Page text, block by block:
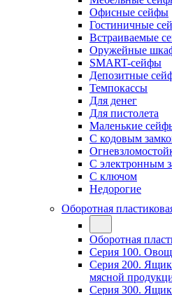
Офисные сейфы
Гостиничные
Встраиваемые
Оружейные
SMART-сейфы
Депозитные
Темпокассы
Для денег
Для пистолета
Маленькие
С кодовым
С электронным
С ключом
Недорогие
Оборотная
Оборотная
Серия 100.
Серия 200.
мясной
Серия 300.